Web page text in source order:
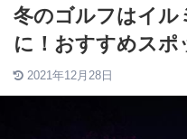
冬のゴルフはイル
に！おすすめスポ
2021年12月28日